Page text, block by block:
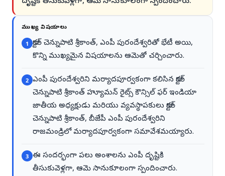
ముఖ్య విషయాలు
1 డాక్టర్ చెన్నుపాటి శ్రీకాంత్, ఎంపీ పురందేశ్వరితో భేటీ అయి,
కొన్ని ముఖ్యమైన విషయాలను ఆమెతో చర్చించారు.
2 ఎంపీ పురందేశ్వరిని మర్యాదపూర్వకంగా కలిసిన డాక్టర్
చెన్నుపాటి శ్రీకాంత్ హ్యూమన్ రైట్స్ కౌన్సిల్ ఫర్ ఇండియా
జాతీయ అధ్యక్షుడు మరియు వ్యవస్థాపకులు డాక్టర్
చెన్నుపాటి శ్రీకాంత్, బీజేపీ ఎంపీ పురందేశ్వరిని
రాజమండ్రిలో మర్యాదపూర్వకంగా సమావేశమయ్యారు.
3 ఈ సందర్భంగా పలు అంశాలను ఎంపీ దృష్టికి
తీసుకువెళ్లగా, ఆమె సానుకూలంగా స్పందించారు.